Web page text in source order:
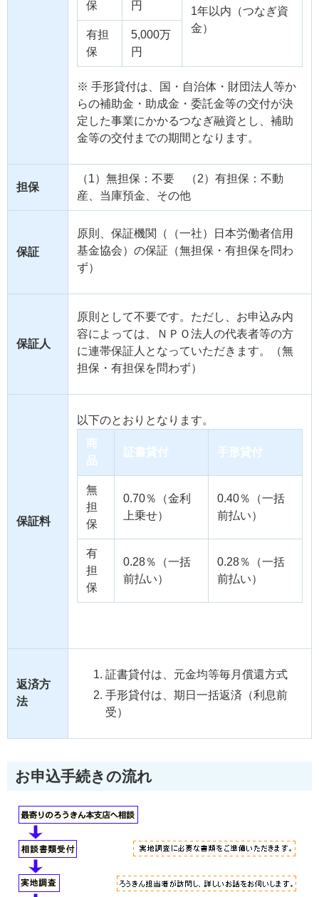
保 円
1年以内（つなぎ資
金）
有担
保
5,000万
円
※ 手形貸付は、国・自治体・財団法人等か
らの補助金・助成金・委託金等の交付が決
定した事業にかかるつなぎ融資とし、補助
金等の交付までの期間となります。
担保
（1）無担保：不要 （2）有担保：不動
産、当庫預金、その他
保証
原則、保証機関（（一社）日本労働者信用
基金協会）の保証（無担保・有担保を問わ
ず）
保証人
原則として不要です。ただし、お申込み内
容によっては、ＮＰＯ法人の代表者等の方
に連帯保証人となっていただきます。（無
担保・有担保を問わず）
保証料
以下のとおりとなります。
商
品
証書貸付 手形貸付
無
担
保
0.70％（金利
上乗せ）
0.40％（一括
前払い）
有
担
保
0.28％（一括
前払い）
0.28％（一括
前払い）
返済方
法
証書貸付は、元金均等毎月償還方式
手形貸付は、期日一括返済（利息前
受）
お申込手続きの流れ